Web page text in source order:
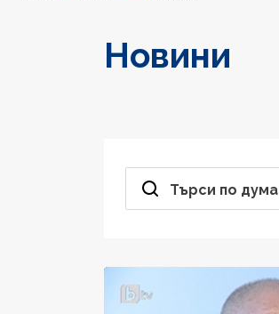
Новини
Търси по дума